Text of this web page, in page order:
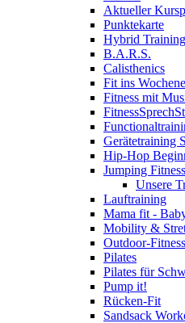
Aktueller
Punktekarte
Hybrid Training
B.A.R.S.
Calisthenics
Fit ins
Fitness mit
Gerätetraining
Hip-Hop
Jumping Fitness
Unsere
Lauftraining
Mama fit -
Mobility &
Outdoor-Fitness
Pilates
Pilates für
Pump it!
Rücken-Fit
Sandsack